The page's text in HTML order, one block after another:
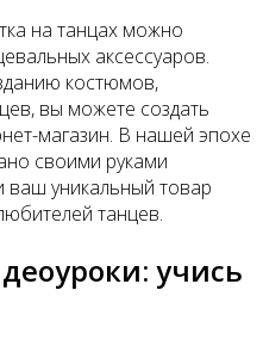
на танцах можно
аксессуаров.
костюмов,
вы можете создать
магазин. В нашей эпохе
своими руками
ваш уникальный товар
танцев.
учись